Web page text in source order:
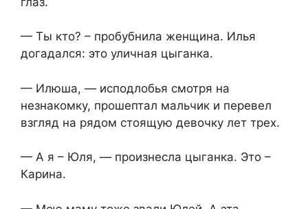
— Ты кто? – пробубнила женщина. Илья
догадался: это уличная цыганка.
— Илюша, — исподлобья смотря на
незнакомку, прошептал мальчик и перевел
взгляд на рядом стоящую девочку лет трех.
— А я – Юля, — произнесла цыганка. Это –
Карина.